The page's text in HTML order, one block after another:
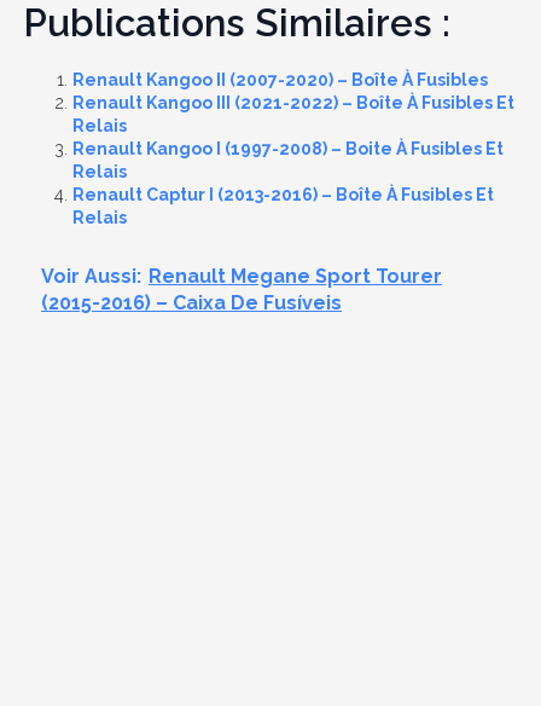
Publications Similaires :
Renault Kangoo II (2007-2020) – Boîte À Fusibles
Renault Kangoo III (2021-2022) – Boîte À Fusibles Et
Relais
Renault Kangoo I (1997-2008) – Boite À Fusibles Et
Relais
Renault Captur I (2013-2016) – Boîte À Fusibles Et
Relais
Voir Aussi: Renault Megane Sport Tourer
(2015-2016) – Caixa De Fusíveis